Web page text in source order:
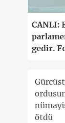
CANLI:
gedir.
ötdü